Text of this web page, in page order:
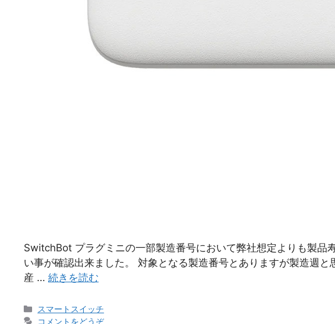
SwitchBot プラグミニの一部製造番号において弊社想定よりも製品
い事が確認出来ました。 対象となる製造番号とありますが製造週
産 … 続きを読む
カ
テ
スマートスイッチ
コメントをどうぞ